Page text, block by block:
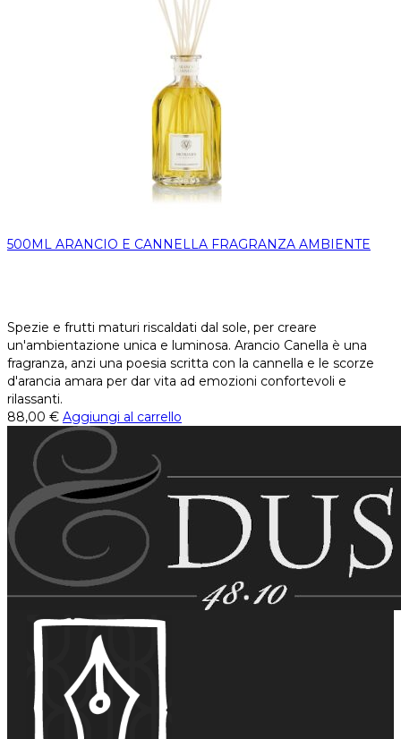
500ML ARANCIO E CANNELLA FRAGRANZA AMBIENTE
Spezie e frutti maturi riscaldati dal sole, per creare
un'ambientazione unica e luminosa. Arancio Canella è una
fragranza, anzi una poesia scritta con la cannella e le scorze
d'arancia amara per dar vita ad emozioni confortevoli e
rilassanti.
88,00 € Aggiungi al carrello